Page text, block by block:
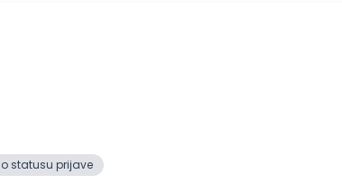
statusu prijave